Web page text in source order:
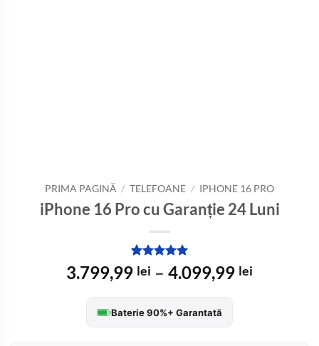
PRIMA PAGINĂ / TELEFOANE / IPHONE 16 PRO
iPhone 16 Pro cu Garanție 24 Luni
Evaluat la
5 din 5 pe
2
la clienți
3.799,99 lei – 4.099,99 lei
Baterie 90%+ Garantată